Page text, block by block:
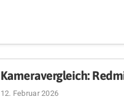
Kameravergleich:
12. Februar 2026